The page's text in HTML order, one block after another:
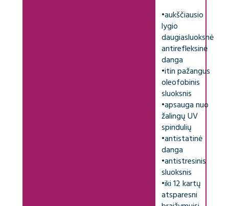
•aukščiausio
lygio
daugiasluoksnė
antirefleksinė
danga
•itin pažangus
oleofobinis
sluoksnis
•apsauga nuo
žalingų UV
spindulių
•antistatinė
danga
•antistresinis
sluoksnis
•iki 12 kartų
atsparesni